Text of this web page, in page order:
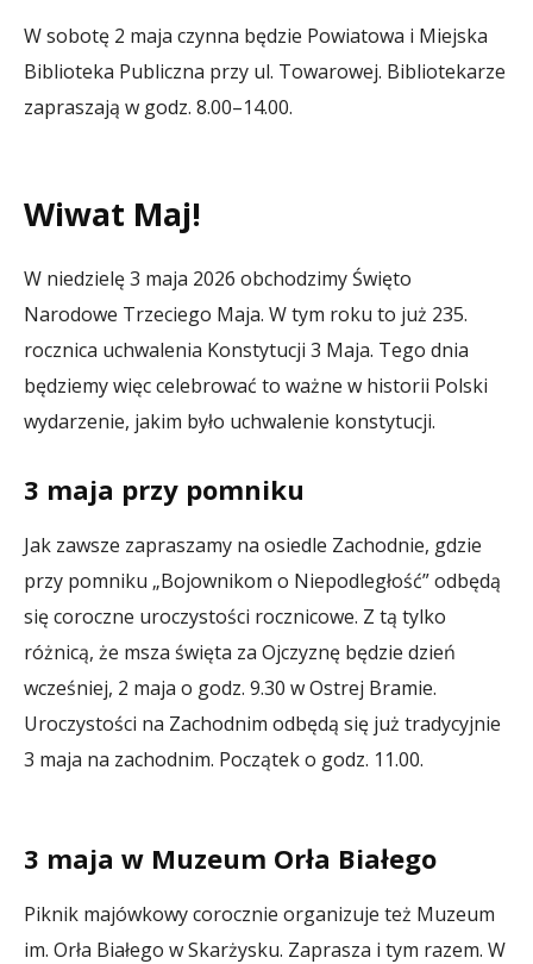
W sobotę 2 maja czynna będzie Powiatowa i Miejska
Biblioteka Publiczna przy ul. Towarowej. Bibliotekarze
zapraszają w godz. 8.00–14.00.
Wiwat Maj!
W niedzielę 3 maja 2026 obchodzimy Święto
Narodowe Trzeciego Maja. W tym roku to już 235.
rocznica uchwalenia Konstytucji 3 Maja. Tego dnia
będziemy więc celebrować to ważne w historii Polski
wydarzenie, jakim było uchwalenie konstytucji.
3 maja przy pomniku
Jak zawsze zapraszamy na osiedle Zachodnie, gdzie
przy pomniku „Bojownikom o Niepodległość” odbędą
się coroczne uroczystości rocznicowe. Z tą tylko
różnicą, że msza święta za Ojczyznę będzie dzień
wcześniej, 2 maja o godz. 9.30 w Ostrej Bramie.
Uroczystości na Zachodnim odbędą się już tradycyjnie
3 maja na zachodnim. Początek o godz. 11.00.
3 maja w Muzeum Orła Białego
Piknik majówkowy corocznie organizuje też Muzeum
im. Orła Białego w Skarżysku. Zaprasza i tym razem. W